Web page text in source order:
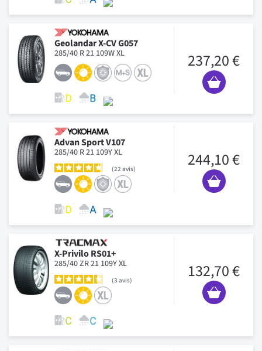
Geolandar X-CV G057
285/40 R 21 109W XL 237,20 €
Advan Sport V107
285/40 R 21 109Y XL
22 avis 244,10 €
X-Privilo RS01+
285/40 ZR 21 109Y XL
3 avis 132,70 €